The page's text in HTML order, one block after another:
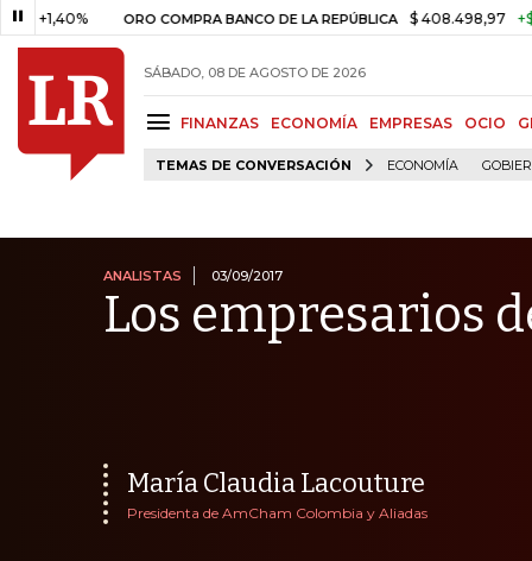
ORO COMPRA BANCO DE LA REPÚBLICA $ 408.498,97 +$ 8.753,81
SÁBADO, 08 DE AGOSTO DE 2026
FINANZAS ECONOMÍA EMPRESAS OCIO
TEMAS DE CONVERSACIÓN ECONOMÍA
ANALISTAS 03/09/2017
Los empresarios
María Claudia Lacouture
Presidenta de AmCham Colombia y Aliadas